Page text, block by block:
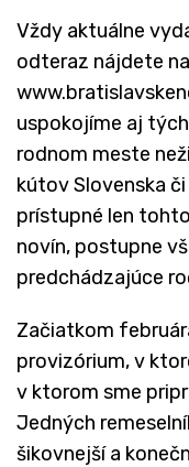
Vždy aktuálne
odteraz nájdete
uspokojíme aj
rodnom meste
kútov Slovenska
prístupné len
novín, postupne
predchádzajúce
Začiatkom
provizórium, v
v ktorom sme
Jedných
šikovnejší a